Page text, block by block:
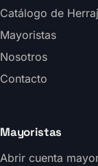
Catálogo de
Mayoristas
Nosotros
Contacto
Mayoristas
Abrir cuenta